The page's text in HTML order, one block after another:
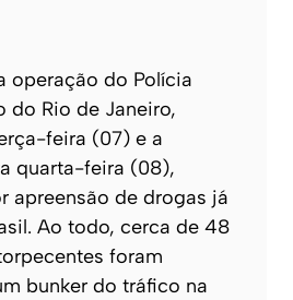
operação do Polícia
do Rio de Janeiro,
feira (07) e a
quarta-feira (08),
apreensão de drogas já
Ao todo, cerca de 48
foram
bunker do tráfico na